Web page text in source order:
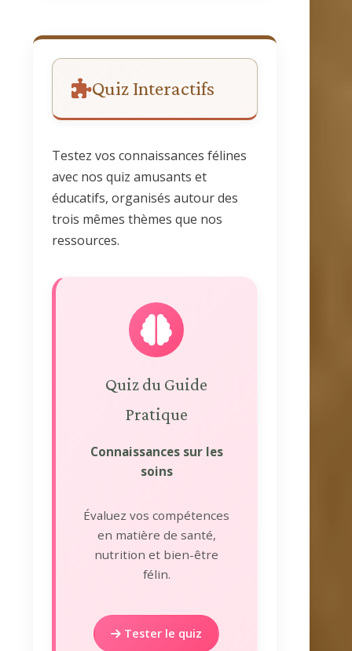
Quiz Interactifs
Testez vos connaissances félines
avec nos quiz amusants et
éducatifs, organisés autour des
trois mêmes thèmes que nos
ressources.
Quiz du Guide
Pratique
Connaissances sur les
soins
Évaluez vos compétences
en matière de santé,
nutrition et bien-être
félin.
Tester le quiz